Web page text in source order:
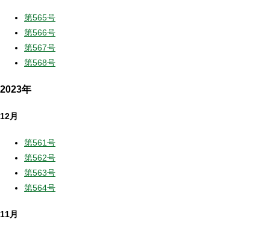
第565号
第566号
第567号
第568号
2023年
12月
第561号
第562号
第563号
第564号
11月